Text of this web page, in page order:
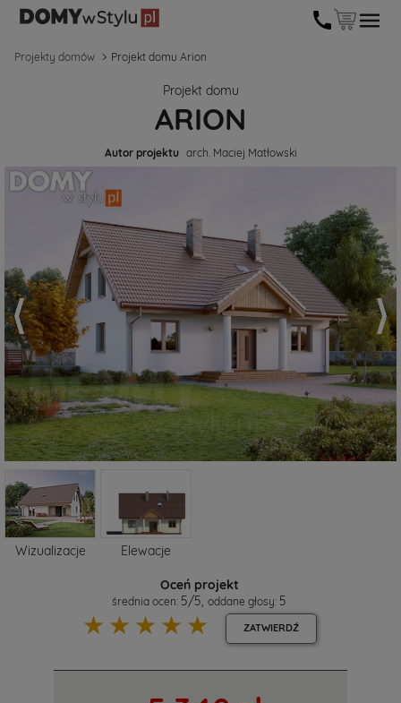
Projekty domów Projekt domu Arion
Projekt domu
ARION
Autor projektu arch. Maciej Matłowski
Wizualizacje Elewacje
Oceń projekt
średnia ocen: 5/5 oddane głosy: 5
☆
☆
☆
☆
☆ ZATWIERDŹ